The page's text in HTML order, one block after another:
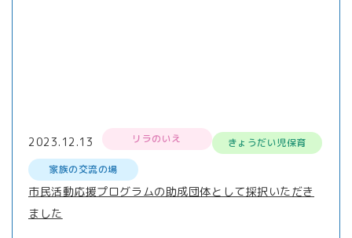
2023.12.13 リラのいえ
きょうだい児保育
家族の交流の場
市民活動応援プログラムの助成団体として採択いただき
ました